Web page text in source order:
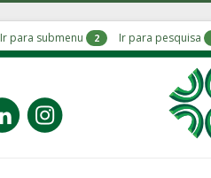
Ir para submenu 2 Ir para pesquisa